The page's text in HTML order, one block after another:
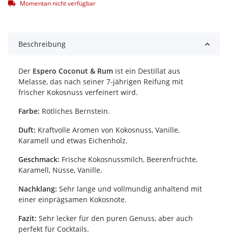
Momentan nicht verfügbar
Beschreibung
Der Espero Coconut & Rum ist ein Destillat aus
Melasse, das nach seiner 7-jährigen Reifung mit
frischer Kokosnuss verfeinert wird.
Farbe: Rötliches Bernstein.
Duft: Kraftvolle Aromen von Kokosnuss, Vanille,
Karamell und etwas Eichenholz.
Geschmack: Frische Kokosnussmilch, Beerenfrüchte,
Karamell, Nüsse, Vanille.
Nachklang: Sehr lange und vollmundig anhaltend mit
einer einprägsamen Kokosnote.
Fazit: Sehr lecker für den puren Genuss, aber auch
perfekt für Cocktails.